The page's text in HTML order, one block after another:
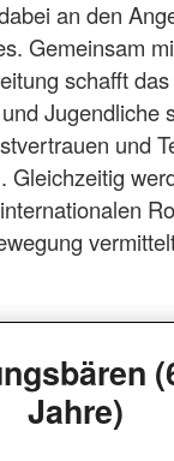
an den
Gemeinsam
schafft
Jugendliche
und
Gleichzeitig
Jahre)